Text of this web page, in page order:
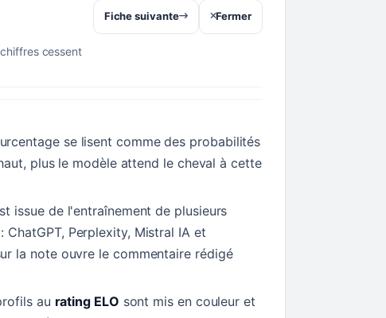
cessent
Fiche suivante Fermer
se lisent comme des probabilités
plus le modèle attend le cheval à cette
issue de l'entraînement de plusieurs
ChatGPT, Perplexity, Mistral IA et
la note ouvre le commentaire rédigé
au rating ELO sont mis en couleur et